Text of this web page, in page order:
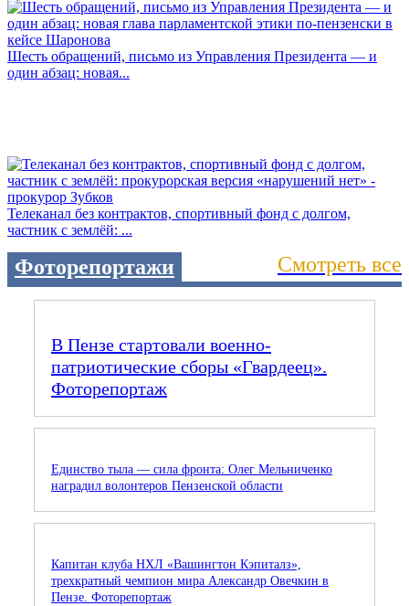
Шесть обращений, письмо из Управления Президента — и
один абзац: новая...
Телеканал без контрактов, спортивный фонд с долгом,
частник с землёй: ...
Фоторепортажи Смотреть все
В Пензе стартовали военно-
патриотические сборы «Гвардеец».
Фоторепортаж
Единство тыла — сила фронта: Олег Мельниченко
наградил волонтеров Пензенской области
Капитан клуба НХЛ «Вашингтон Кэпиталз»,
трехкратный чемпион мира Александр Овечкин в
Пензе. Фоторепортаж